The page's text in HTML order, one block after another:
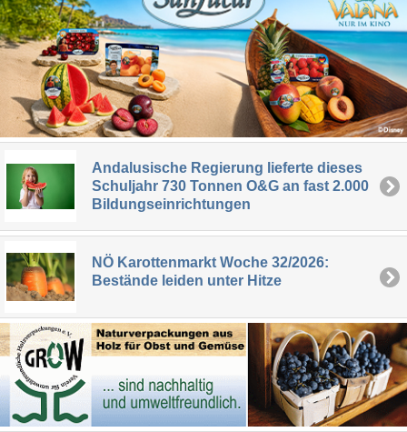
Andalusische Regierung lieferte dieses
Schuljahr 730 Tonnen O&G an fast 2.000
Bildungseinrichtungen
NÖ Karottenmarkt Woche 32/2026:
Bestände leiden unter Hitze